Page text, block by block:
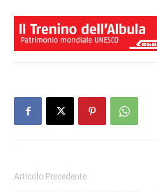
Articolo Precedente